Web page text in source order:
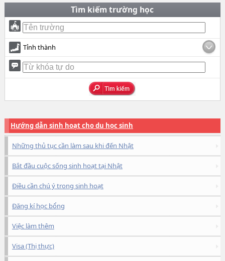
Tìm kiếm trường học
Tỉnh thành
Hướng dẫn sinh hoạt cho du học sinh
Những thủ tục cần làm sau khi đến Nhật
Bắt đầu cuộc sống sinh hoạt tại Nhật
Điều cần chú ý trong sinh hoạt
Đăng kí học bổng
Việc làm thêm
Visa (Thị thực)